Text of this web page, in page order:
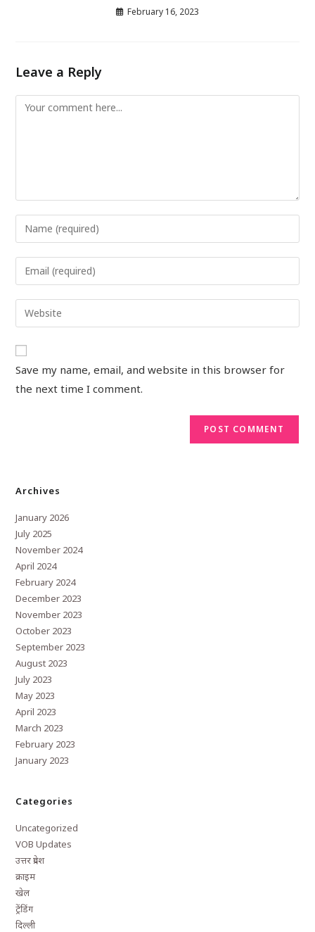
February 16, 2023
Leave a Reply
Save my name, email, and website in this browser for
the next time I comment.
Archives
January 2026
July 2025
November 2024
April 2024
February 2024
December 2023
November 2023
October 2023
September 2023
August 2023
July 2023
May 2023
April 2023
March 2023
February 2023
January 2023
Categories
Uncategorized
VOB Updates
उत्तर प्रदेश
क्राइम
खेल
ट्रेंडिंग
दिल्ली